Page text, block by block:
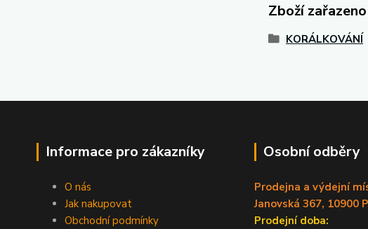
Zboží
KORÁLKOVÁNÍ
Informace pro zákazníky
O nás
Jak nakupovat
Obchodní podmínky
Osobní odběry
Prodejna a výdejní
Janovská 367, 10900
Prodejní doba: